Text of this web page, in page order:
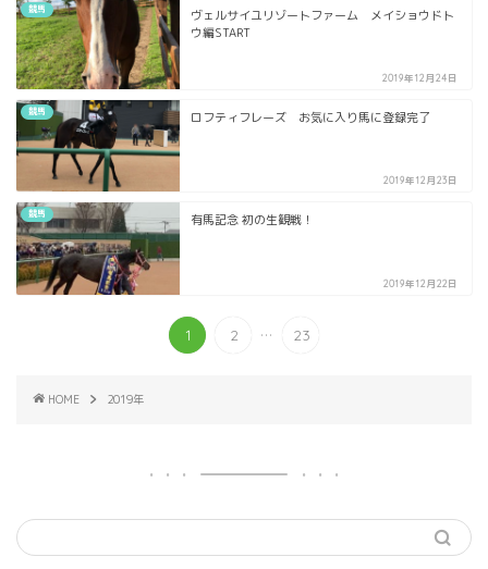
競馬
ヴェルサイユリゾートファーム メイショウドト
ウ編START
2019年12月24日
競馬 ロフティフレーズ お気に入り馬に登録完了
2019年12月23日
競馬 有馬記念 初の生観戦！
2019年12月22日
1 2 ... 23
HOME 2019年